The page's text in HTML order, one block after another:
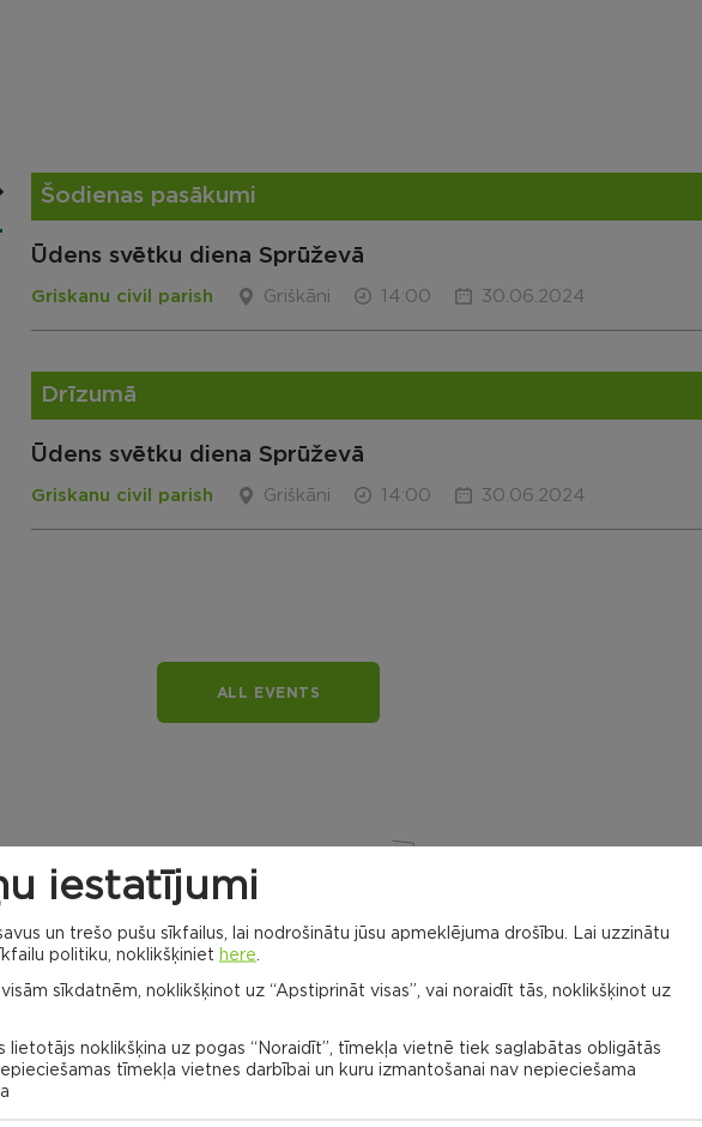
Šodienas pasākumi
Ūdens svētku diena Sprūževā
Griskanu civil parish Griškāni 14:00 30.06.2024
Drīzumā
Ūdens svētku diena Sprūževā
Griskanu civil parish Griškāni 14:00 30.06.2024
ALL EVENTS
Dricānu apvienības
Naglu civil
pagasts,
Rēzeknes
novads
Struzanu
Nautrenu
iestatījumi
un trešo pušu sīkfailus, lai nodrošinātu jūsu apmeklējuma drošību. Lai uzzinātu
politiku, noklikšķiniet here
sīkdatnēm, noklikšķinot uz “Apstiprināt visas”, vai noraidīt tās, noklikšķinot uz
lietotājs noklikšķina uz pogas “Noraidīt”, tīmekļa vietnē tiek saglabātas obligātās
tīmekļa vietnes darbībai un kuru izmantošanai nav nepieciešama